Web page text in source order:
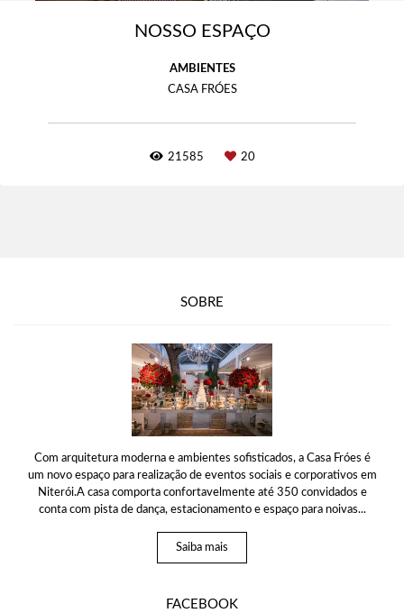
NOSSO ESPAÇO
AMBIENTES
CASA FRÓES
21585 20
SOBRE
Com arquitetura moderna e ambientes sofisticados, a Casa Fróes é
um novo espaço para realização de eventos sociais e corporativos em
Niterói.A casa comporta confortavelmente até 350 convidados e
conta com pista de dança, estacionamento e espaço para noivas...
Saiba mais
FACEBOOK